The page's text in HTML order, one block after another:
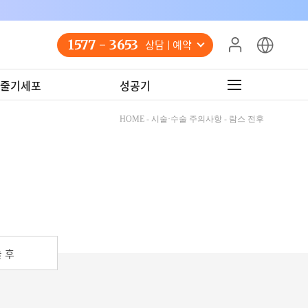
1577 - 3653 상담 예약
기세포 성공기
HOME - 시술·수술 주의사항 - 람스 전후
후